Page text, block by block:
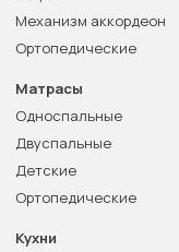
Механизм аккордеон
Ортопедические
Матрасы
Односпальные
Двуспальные
Детские
Ортопедические
Кухни